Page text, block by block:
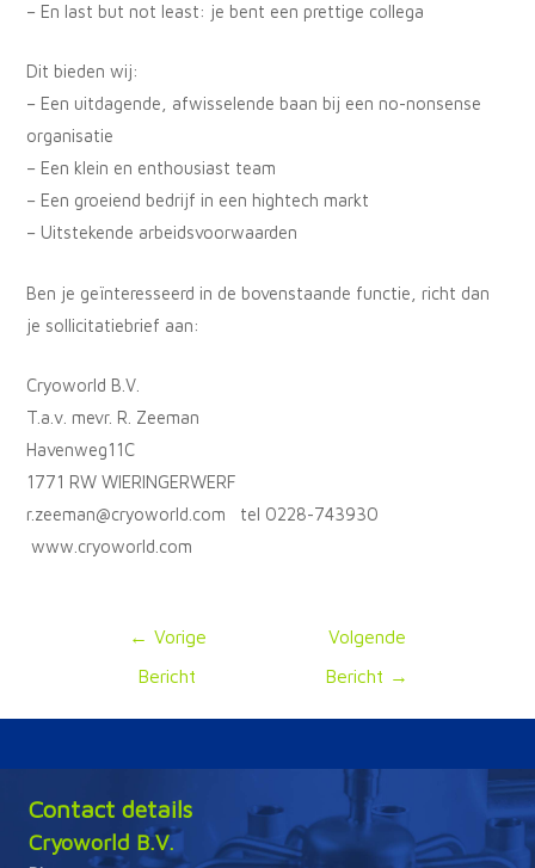
– En last but not least: je bent een prettige collega
Dit bieden wij:
– Een uitdagende, afwisselende baan bij een no-nonsense
organisatie
– Een klein en enthousiast team
– Een groeiend bedrijf in een hightech markt
– Uitstekende arbeidsvoorwaarden
Ben je geïnteresseerd in de bovenstaande functie, richt dan
je sollicitatiebrief aan:
Cryoworld B.V.
T.a.v. mevr. R. Zeeman
Havenweg11C
1771 RW WIERINGERWERF
r.zeeman@cryoworld.com tel 0228-743930
www.cryoworld.com
← Vorige
Bericht
Volgende
Bericht →
Contact details
Cryoworld B.V.